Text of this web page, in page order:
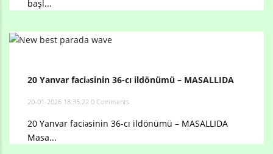
başl...
20 Yanvar faciəsinin 36-cı ildönümü – MASALLIDA
20-01-2026 18:35:22 0 Comments
20 Yanvar faciəsinin 36-cı ildönümü – MASALLIDA
Masa...